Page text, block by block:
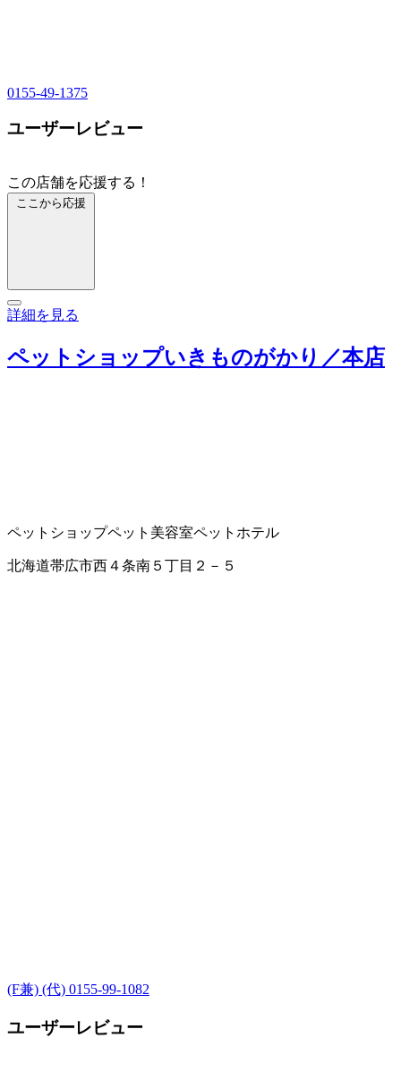
0155-49-1375
ユーザーレビュー
この店舗を応援する！
ここから応援
詳細を見る
ペットショップいきものがかり／本店
ペットショップペット美容室ペットホテル
北海道帯広市西４条南５丁目２－５
(F兼) (代) 0155-99-1082
ユーザーレビュー